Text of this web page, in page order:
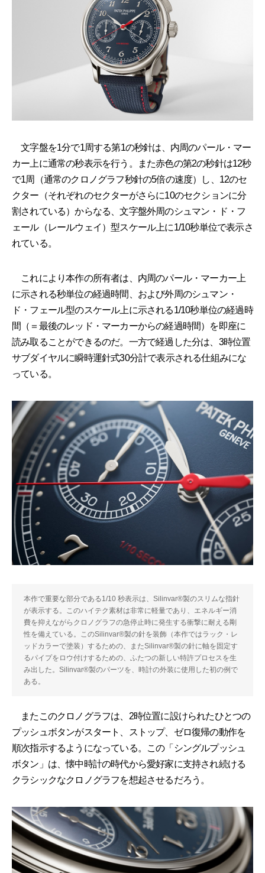
文字盤を1分で1周する第1の秒針は、内周のパール・マー
カー上に通常の秒表示を行う。また赤色の第2の秒針は12秒
で1周（通常のクロノグラフ秒針の5倍の速度）し、12のセ
クター（それぞれのセクターがさらに10のセクションに分
割されている）からなる、文字盤外周のシュマン・ド・フ
ェール（レールウェイ）型スケール上に1/10秒単位で表示さ
れている。
これにより本作の所有者は、内周のパール・マーカー上
に示される秒単位の経過時間、および外周のシュマン・
ド・フェール型のスケール上に示される1/10秒単位の経過時
間（＝最後のレッド・マーカーからの経過時間）を即座に
読み取ることができるのだ。一方で経過した分は、3時位置
サブダイヤルに瞬時運針式30分計で表示される仕組みにな
っている。
本作で重要な部分である1/10 秒表示は、Silinvar®製のスリムな指針
が表示する。このハイテク素材は非常に軽量であり、エネルギー消
費を抑えながらクロノグラフの急停止時に発生する衝撃に耐える剛
性を備えている。このSilinvar®製の針を装飾（本作ではラック・レ
ッドカラーで塗装）するための、またSilinvar®製の針に軸を固定す
るパイプをロウ付けするための、ふたつの新しい特許プロセスを生
み出した。Silinvar®製のパーツを、時計の外装に使用した初の例で
ある。
またこのクロノグラフは、2時位置に設けられたひとつの
プッシュボタンがスタート、ストップ、ゼロ復帰の動作を
順次指示するようになっている。この「シングルプッシュ
ボタン」は、懐中時計の時代から愛好家に支持され続ける
クラシックなクロノグラフを想起させるだろう。